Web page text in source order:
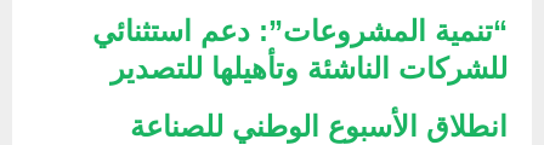
“تنمية المشروعات”: دعم استثنائي
للشركات الناشئة وتأهيلها للتصدير
انطلاق الأسبوع الوطني للصناعة